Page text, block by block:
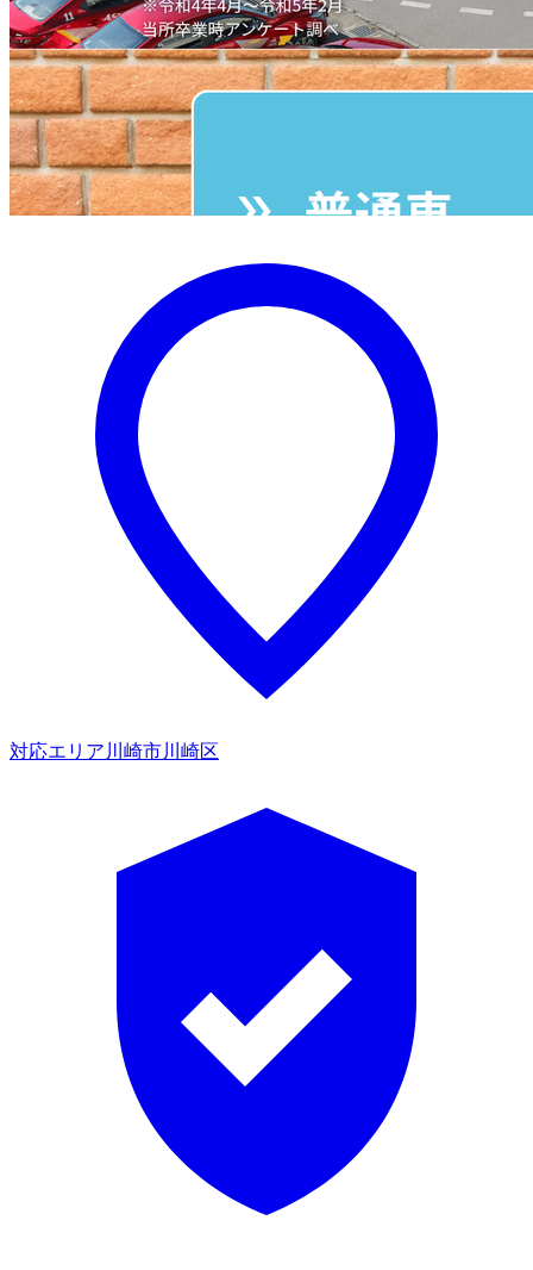
対応エリア 川崎市川崎区